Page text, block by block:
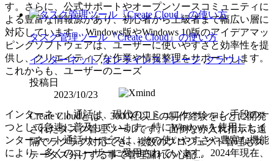
す。さらに、公式サポートやオープンソースコミュニティに
よる豊富な情報源があり、初心者から上級者まで幅広い層に
対応しています。 Windows版やWindows 10版のアイデアマッ
ピングソフトウェアは、ユーザーに使いやすさと効率性を提
供し、クリエイティブな作業や情報整理をサポートします。
これからも、ユーザーのニーズ
インターネット通話は、現代のコミュニケーション手段の一
つとして急速に普及しています。特にWindowsを使用したイ
ンターネット通話サービスは、その使いやすさや豊富な機能
により、多くのユーザーに愛用されています。2024年現在、
タスク管理ツール『Create Cloud』の使い方
インターネット,オンラインストレージ,クラウド
投稿日
2023/10/23
Create Cloudとは、3000社以上の制作経験をもとに開発
されたタスク管理ツールです。 面倒な赤入れ指示も遠
隔でラクラク対応でき、複数のプロジェクト管理もス
テータス分けする事で管理漏れの心配...